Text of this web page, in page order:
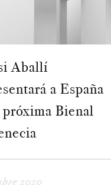
Aballí
a España
próxima Bienal
2020